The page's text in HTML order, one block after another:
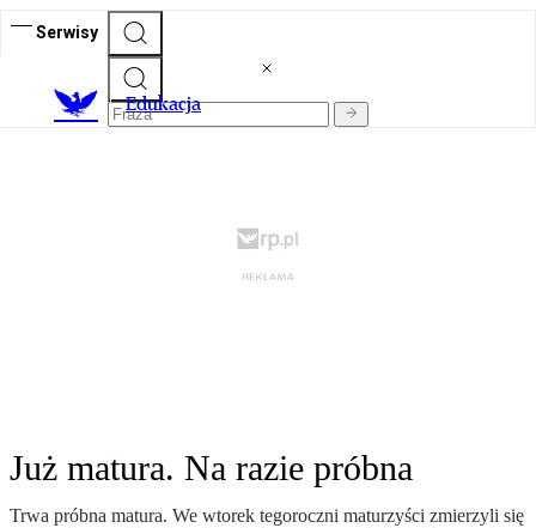
Serwisy
Edukacja
Już matura. Na razie próbna
Trwa próbna matura. We wtorek tegoroczni maturzyści zmierzyli się